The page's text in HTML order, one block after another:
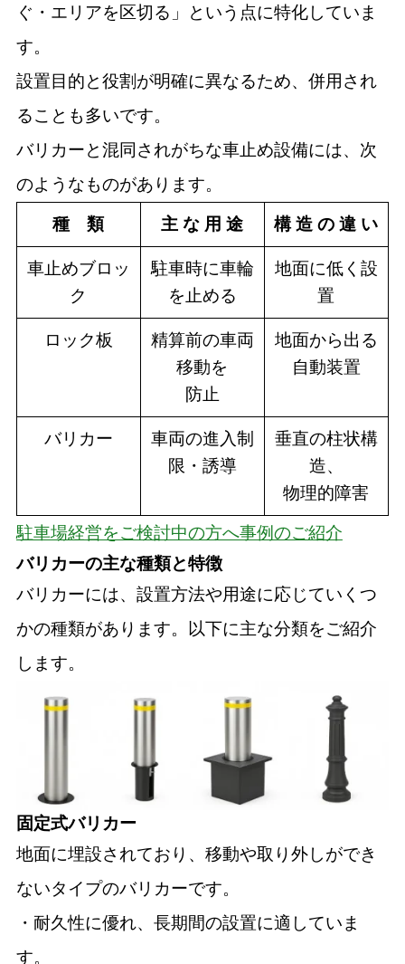
ぐ・エリアを区切る」という点に特化していま
す。
設置目的と役割が明確に異なるため、併用され
ることも多いです。
バリカーと混同されがちな車止め設備には、次
のようなものがあります。
種 類 主 な 用 途 構 造 の 違 い
車止めブロッ
ク
駐車時に車輪
を止める
地面に低く設
置
ロック板
精算前の車両
移動を
防止
地面から出る
自動装置
バリカー
車両の進入制
限・誘導
垂直の柱状構
造、
物理的障害
駐車場経営をご検討中の方へ事例のご紹介
バリカーの主な種類と特徴
バリカーには、設置方法や用途に応じていくつ
かの種類があります。以下に主な分類をご紹介
します。
固定式バリカー
地面に埋設されており、移動や取り外しができ
ないタイプのバリカーです。
・耐久性に優れ、長期間の設置に適していま
す。